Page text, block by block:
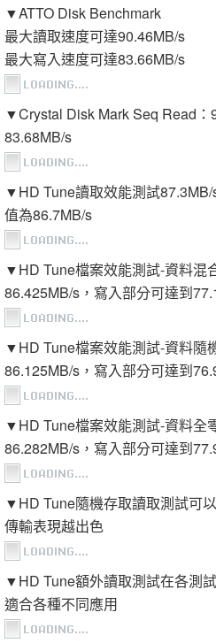
▼ATTO Disk Benchmark
最大讀取速度可達90.46MB/s
最大寫入速度可達83.66MB/s
▼Crystal Disk Mark Seq Read：
83.68MB/s
▼HD Tune讀取效能測試
值為86.7MB/s
▼HD Tune檔案效能測試-資料混
86.425MB/s，寫入部分可達到
▼HD Tune檔案效能測試-資料隨
86.125MB/s，寫入部分可達到
▼HD Tune檔案效能測試-資料全
86.282MB/s，寫入部分可達到
▼HD Tune隨機存取讀取測試可
傳輸表現越出色
▼HD Tune額外讀取測試在各測
適合各種不同應用